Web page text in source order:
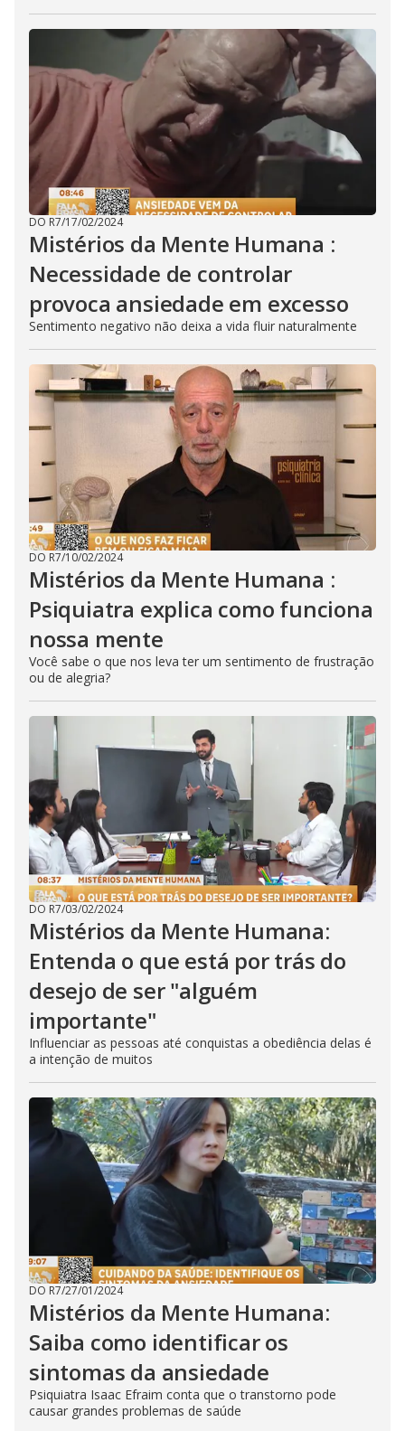
DO R7/17/02/2024
Mistérios da Mente Humana :
Necessidade de controlar
provoca ansiedade em excesso
Sentimento negativo não deixa a vida fluir naturalmente
DO R7/10/02/2024
Mistérios da Mente Humana :
Psiquiatra explica como funciona
nossa mente
Você sabe o que nos leva ter um sentimento de frustração
ou de alegria?
DO R7/03/02/2024
Mistérios da Mente Humana:
Entenda o que está por trás do
desejo de ser "alguém
importante"
Influenciar as pessoas até conquistas a obediência delas é
a intenção de muitos
DO R7/27/01/2024
Mistérios da Mente Humana:
Saiba como identificar os
sintomas da ansiedade
Psiquiatra Isaac Efraim conta que o transtorno pode
causar grandes problemas de saúde